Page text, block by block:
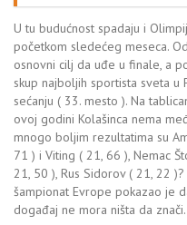
U tu budućnost spadaju i
početkom sledećeg meseca.
osnovni cilj da uđe u finale, a
skup najboljih sportista sveta u
sećanju ( 33. mesto ). Na
ovoj godini Kolašinca nema
mnogo boljim rezultatima su
71 ) i Viting ( 21, 66 ), Nemac
21, 50 ), Rus Sidorov ( 21, 22
šampionat Evrope pokazao je
događaj ne mora ništa da znači.